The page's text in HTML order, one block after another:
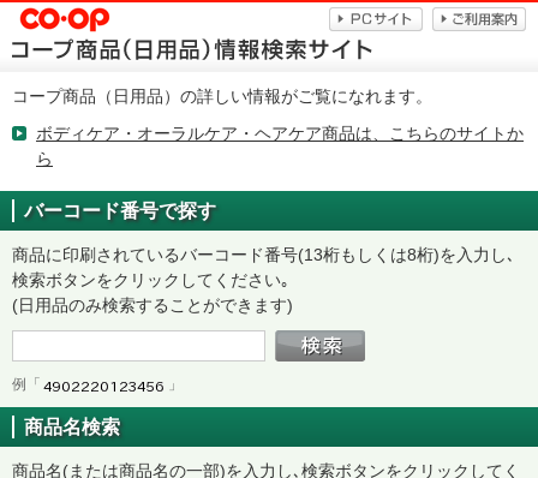
コープ商品（日用品）の詳しい情報がご覧になれます。
ボディケア・オーラルケア・ヘアケア商品は、こちらのサイトか
ら
バーコード番号で探す
商品に印刷されているバーコード番号(13桁もしくは8桁)を入力し､
検索ボタンをクリックしてください｡
(日用品のみ検索することができます)
例「 」
商品名検索
商品名(または商品名の一部)を入力し､検索ボタンをクリックしてく